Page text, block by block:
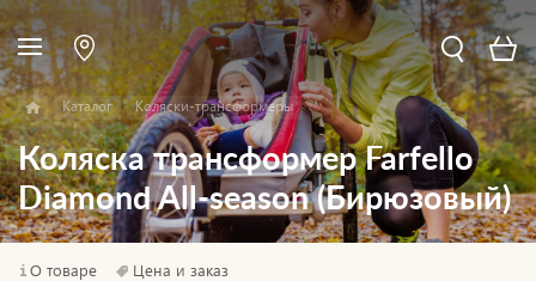
Каталог Коляски-трансформеры
Коляска трансформер Farfello
Diamond All-season (Бирюзовый)
О товаре Цена и заказ